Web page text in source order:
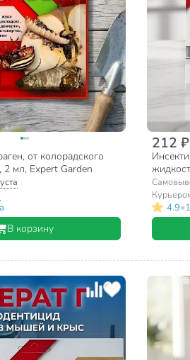
от колорадского
2 мл, Expert Garden
В корзину
212 ₽
4.9•